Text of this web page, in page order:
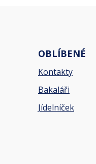
OBLÍBENÉ
Kontakty
Bakaláři
Jídelníček